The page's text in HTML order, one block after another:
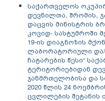
საქართველოს
დევნილთა, შრომის,
დაცვის მინისტრის
კოვიდ- სასტუმროში
19-ის დიაგნოზის
ლაბორატორიული და/
ჩატარების წესი“
ტერიტორიებიდან
ჯანმრთელობისა და
2020 წლის 24
ცვლილების შეტანის